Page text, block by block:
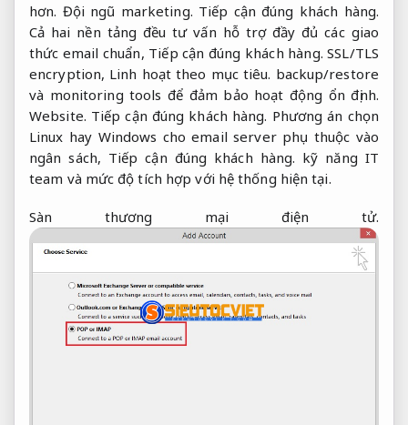
hơn. Đội ngũ marketing. Tiếp cận đúng khách hàng.
Cả hai nền tảng đều tư vấn hỗ trợ đầy đủ các giao
thức email chuẩn, Tiếp cận đúng khách hàng. SSL/TLS
encryption, Linh hoạt theo mục tiêu. backup/restore
và monitoring tools để đảm bảo hoạt động ổn định.
Website. Tiếp cận đúng khách hàng. Phương án chọn
Linux hay Windows cho email server phụ thuộc vào
ngân sách, Tiếp cận đúng khách hàng. kỹ năng IT
team và mức độ tích hợp với hệ thống hiện tại.
Sàn thương mại điện tử.